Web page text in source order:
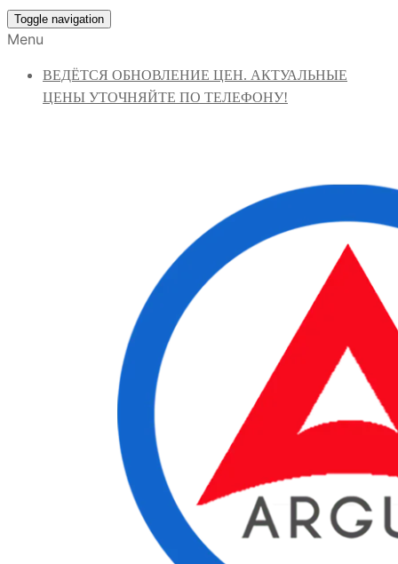
Toggle navigation
Menu
ВЕДЁТСЯ ОБНОВЛЕНИЕ ЦЕН. АКТУАЛЬНЫЕ
ЦЕНЫ УТОЧНЯЙТЕ ПО ТЕЛЕФОНУ!